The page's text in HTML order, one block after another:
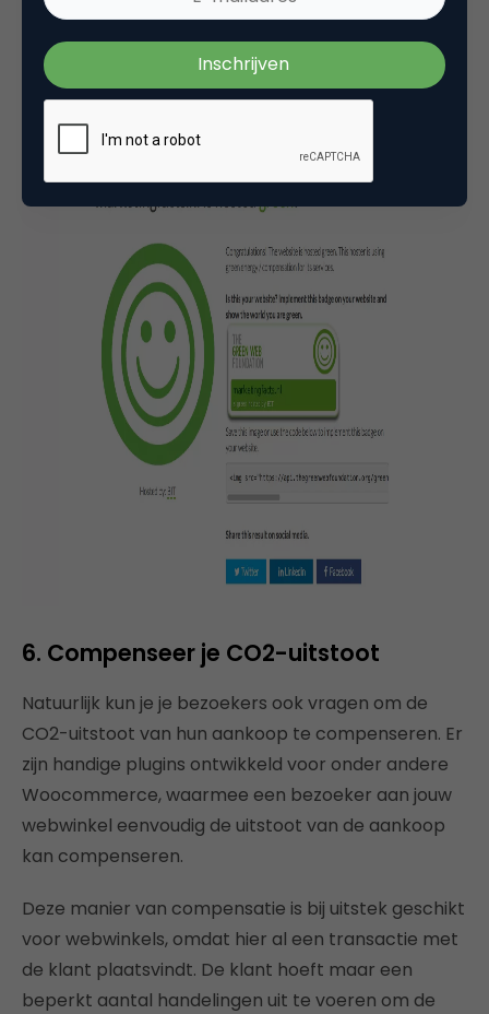
6. Compenseer je CO2-uitstoot
Natuurlijk kun je je bezoekers ook vragen om de
CO2-uitstoot van hun aankoop te compenseren. Er
zijn handige plugins ontwikkeld voor onder andere
Woocommerce, waarmee een bezoeker aan jouw
webwinkel eenvoudig de uitstoot van de aankoop
kan compenseren.
Deze manier van compensatie is bij uitstek geschikt
voor webwinkels, omdat hier al een transactie met
de klant plaatsvindt. De klant hoeft maar een
beperkt aantal handelingen uit te voeren om de